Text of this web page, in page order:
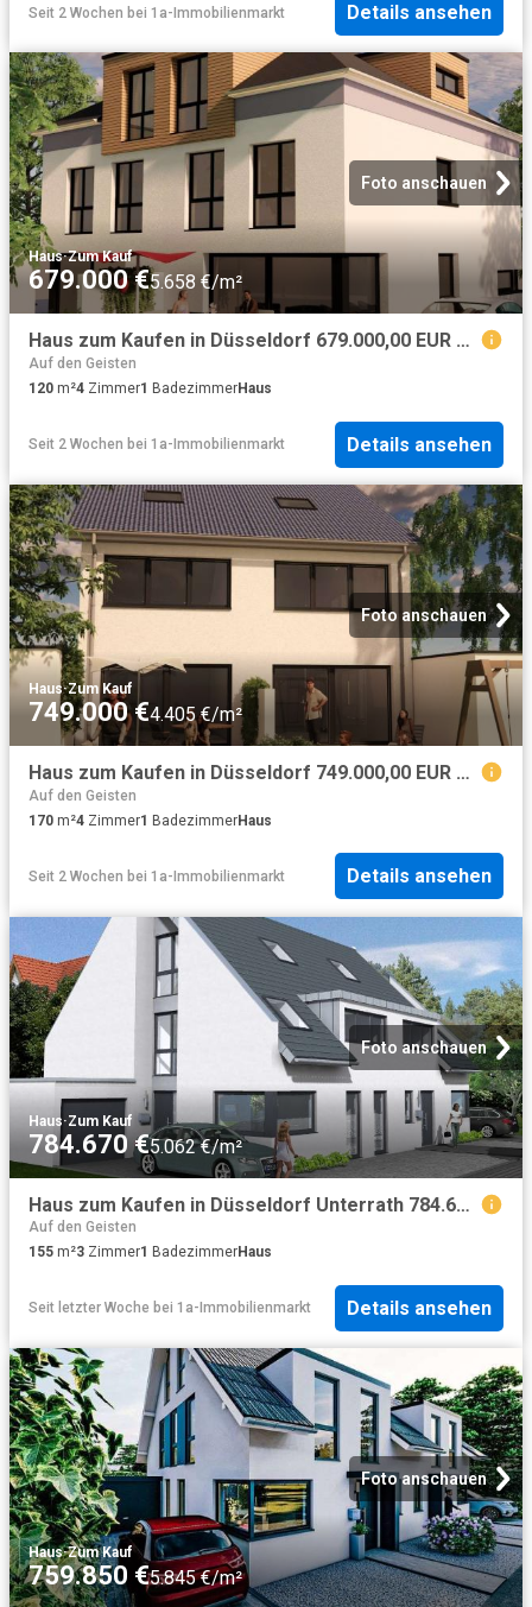
Seit 2 Wochen bei 1a-Immobilienmarkt Details ansehen
Foto anschauen
Haus·Zum Kauf
679.000 €5.658 €/m²
Haus zum Kaufen in Düsseldorf 679.000,00 EUR 120 m²
Auf den Geisten
120 m²4 Zimmer1 BadezimmerHaus
Seit 2 Wochen bei 1a-Immobilienmarkt Details ansehen
Foto anschauen
Haus·Zum Kauf
749.000 €4.405 €/m²
Haus zum Kaufen in Düsseldorf 749.000,00 EUR 170 m²
Auf den Geisten
170 m²4 Zimmer1 BadezimmerHaus
Seit 2 Wochen bei 1a-Immobilienmarkt Details ansehen
Foto anschauen
Haus·Zum Kauf
784.670 €5.062 €/m²
Haus zum Kaufen in Düsseldorf Unterrath 784.670,00 EUR 155 m²
Auf den Geisten
155 m²3 Zimmer1 BadezimmerHaus
Seit letzter Woche bei 1a-Immobilienmarkt Details ansehen
Foto anschauen
Haus·Zum Kauf
759.850 €5.845 €/m²